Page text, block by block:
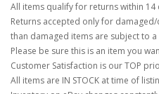
All items qualify for returns within 14
Returns accepted only for
than damaged items are subject to
Please be sure this is an item you
Customer Satisfaction is our TOP
All items are IN STOCK at time of